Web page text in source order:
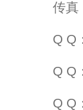
传真
Q Q
Q Q
Q Q